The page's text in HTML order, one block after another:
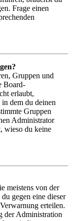
Frage einen
Gruppen und
Board-
erlaubt,
dem du deinen
Gruppen
Administrator
wieso du keine
meistens von der
gegen eine dieser
erteilen.
der Administration